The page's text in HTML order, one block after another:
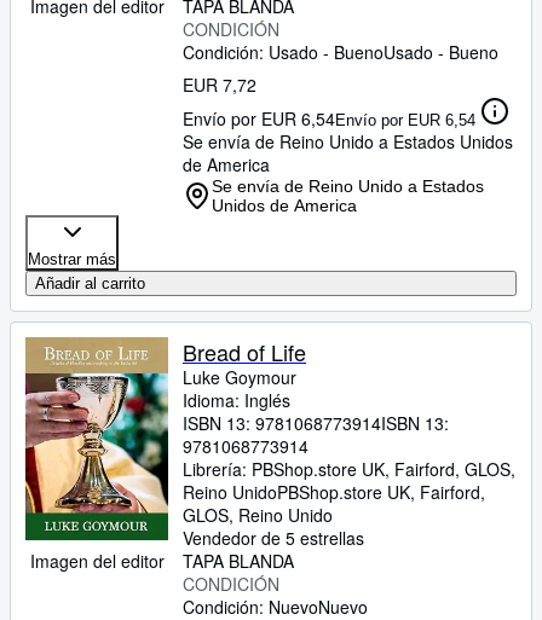
Imagen del editor
TAPA BLANDA
CONDICIÓN
Condición: Usado - BuenoUsado - Bueno
EUR 7,72
Envío por EUR 6,54Envío por EUR 6,54
Se envía de Reino Unido a Estados Unidos
de America
Se envía de Reino Unido a Estados
Unidos de America
Mostrar más
Añadir al carrito
Imagen del editor
Bread of Life
Luke Goymour
Idioma: Inglés
ISBN 13: 9781068773914ISBN 13:
9781068773914
Librería: PBShop.store UK, Fairford, GLOS,
Reino UnidoPBShop.store UK, Fairford,
GLOS, Reino Unido
Vendedor de 5 estrellas
TAPA BLANDA
CONDICIÓN
Condición: NuevoNuevo